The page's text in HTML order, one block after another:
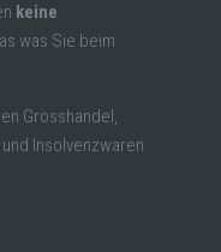
keine
was Sie beim
Grosshandel,
Insolvenzwaren.